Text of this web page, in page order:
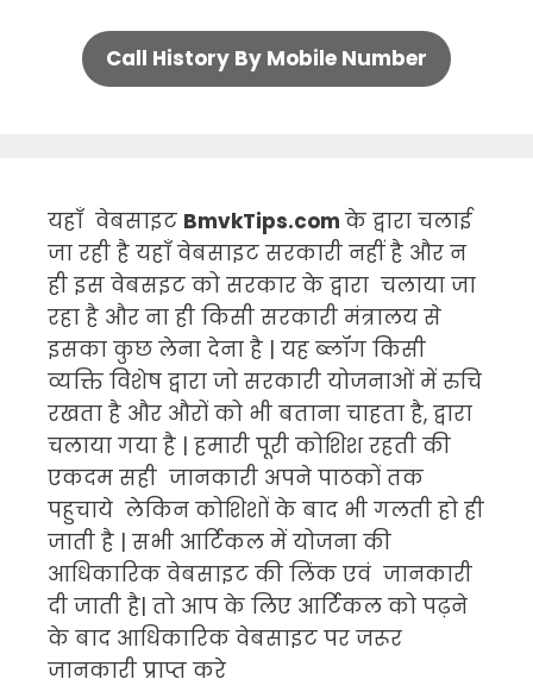
Call History By Mobile Number
यहाँ वेबसाइट BmvkTips.com के द्वारा चलाई
जा रही है यहाँ वेबसाइट सरकारी नहीं है और न
ही इस वेबसइट को सरकार के द्वारा चलाया जा
रहा है और ना ही किसी सरकारी मंत्रालय से
इसका कुछ लेना देना है | यह ब्लॉग किसी
व्यक्ति विशेष द्वारा जो सरकारी योजनाओं में रुचि
रखता है और औरों को भी बताना चाहता है, द्वारा
चलाया गया है | हमारी पूरी कोशिश रहती की
एकदम सही जानकारी अपने पाठकों तक
पहुचाये लेकिन कोशिशों के बाद भी गलती हो ही
जाती है | सभी आर्टिकल में योजना की
आधिकारिक वेबसाइट की लिंक एवं जानकारी
दी जाती है| तो आप के लिए आर्टिकल को पढ़ने
के बाद आधिकारिक वेबसाइट पर जरूर
जानकारी प्राप्त करे